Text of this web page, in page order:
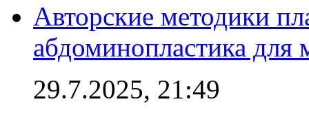
Авторские методики
абдоминопластика для
29.7.2025, 21:49